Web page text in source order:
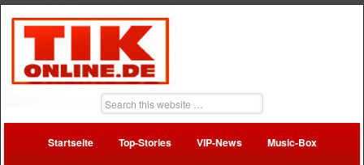
Startseite Top-Stories VIP-News Music-Box